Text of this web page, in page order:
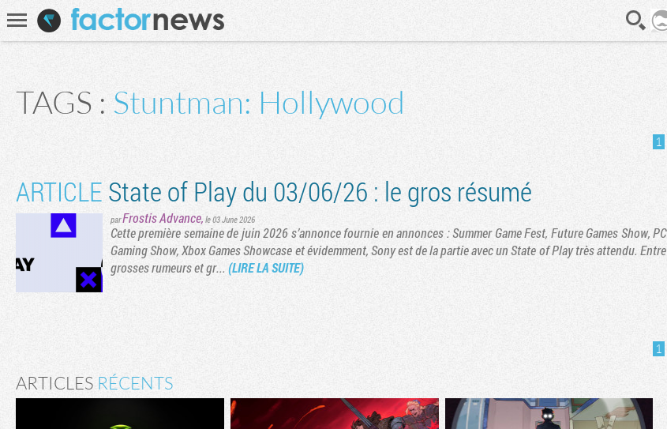
TAGS : Stuntman: Hollywood
1
ARTICLE State of Play du 03/06/26 : le gros résumé
parFrostis Advance, le 03 June 2026
Cette première semaine de juin 2026 s’annonce fournie en annonces : Summer Game Fest, Future Games Show, PC
Gaming Show, Xbox Games Showcase et évidemment, Sony est de la partie avec un State of Play très attendu. Entre
grosses rumeurs et gr... (LIRE LA SUITE)
1
ARTICLES RÉCENTS